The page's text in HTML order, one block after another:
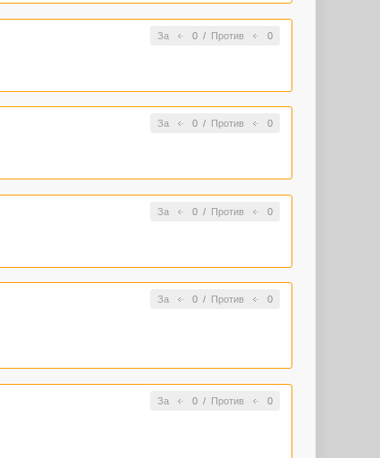
За 0/ Против 0
За 0/ Против 0
За 0/ Против 0
За 0/ Против 0
За 0/ Против 0